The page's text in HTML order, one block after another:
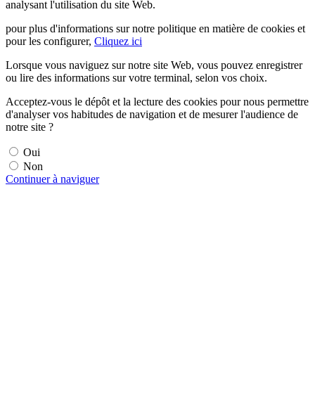
analysant l'utilisation du site Web.
pour plus d'informations sur notre politique en matière de cookies et
pour les configurer, Cliquez ici
Lorsque vous naviguez sur notre site Web, vous pouvez enregistrer
ou lire des informations sur votre terminal, selon vos choix.
Acceptez-vous le dépôt et la lecture des cookies pour nous permettre
d'analyser vos habitudes de navigation et de mesurer l'audience de
notre site ?
Oui
Non
Continuer à naviguer